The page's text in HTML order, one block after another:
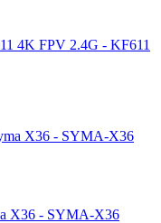
4K FPV 2.4G - KF611
X36 - SYMA-X36